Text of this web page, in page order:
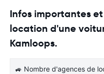
Infos importantes
location d'une
Kamloops.
🚙 Nombre d'agences de